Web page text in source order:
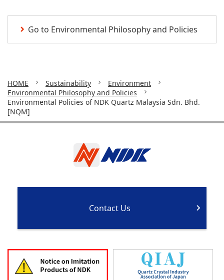
Go to Environmental Philosophy and Policies
HOME Sustainability
Environment
Environmental Philosophy and Policies
Environmental Policies of NDK Quartz Malaysia Sdn. Bhd.
[NQM]
Contact Us